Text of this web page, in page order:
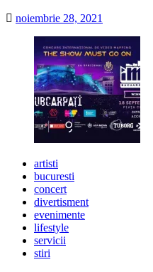
noiembrie 28, 2021
artisti
bucuresti
concert
divertisment
evenimente
lifestyle
servicii
stiri